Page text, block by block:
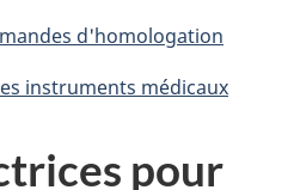
d'homologation
instruments médicaux
pour